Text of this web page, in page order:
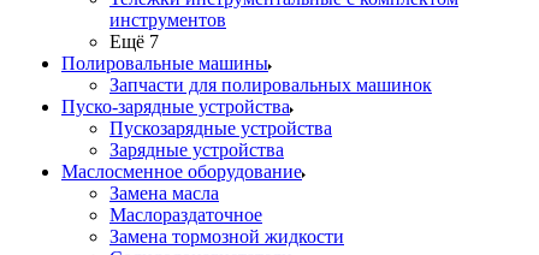
инструментов
Ещё 7
Полировальные машины
Запчасти для полировальных машинок
Пуско-зарядные устройства
Пускозарядные устройства
Зарядные устройства
Маслосменное оборудование
Замена масла
Маслораздаточное
Замена тормозной жидкости